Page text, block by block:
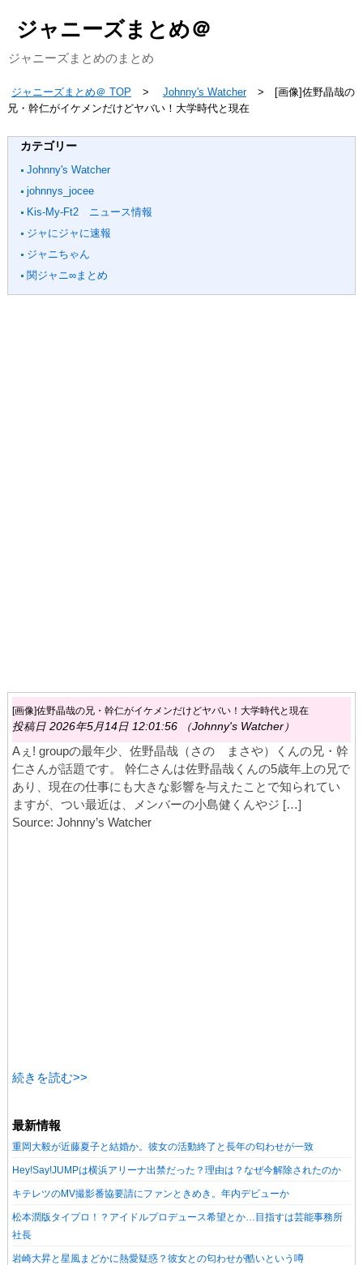
ジャニーズまとめ＠
ジャニーズまとめのまとめ
ジャニーズまとめ＠ TOP Johnny's Watcher
[画像]佐野晶哉の
兄・幹仁がイケメンだけどヤバい！大学時代と現在
カテゴリー
Johnny's Watcher
johnnys_jocee
Kis-My-Ft2 ニュース情報
ジャにジャに速報
ジャニちゃん
関ジャニ∞まとめ
[画像]佐野晶哉の兄・幹仁がイケメンだけどヤバい！大学時代と現在
投稿日 2026年5月14日 12:01:56 （Johnny's Watcher）
Aぇ! groupの最年少、佐野晶哉（さの まさや）くんの兄・幹
仁さんが話題です。 幹仁さんは佐野晶哉くんの5歳年上の兄で
あり、現在の仕事にも大きな影響を与えたことで知られてい
ますが、つい最近は、メンバーの小島健くんやジ […]
Source: Johnny’s Watcher
続きを読む>>
最新情報
重岡大毅が近藤夏子と結婚か。彼女の活動終了と長年の匂わせが一致
Hey!Say!JUMPは横浜アリーナ出禁だった？理由は？なぜ今解除されたのか
キテレツのMV撮影番協要請にファンときめき。年内デビューか
松本潤版タイプロ！？アイドルプロデュース希望とか…目指すは芸能事務所
社長
岩崎大昇と星風まどかに熱愛疑惑？彼女との匂わせが酷いという噂